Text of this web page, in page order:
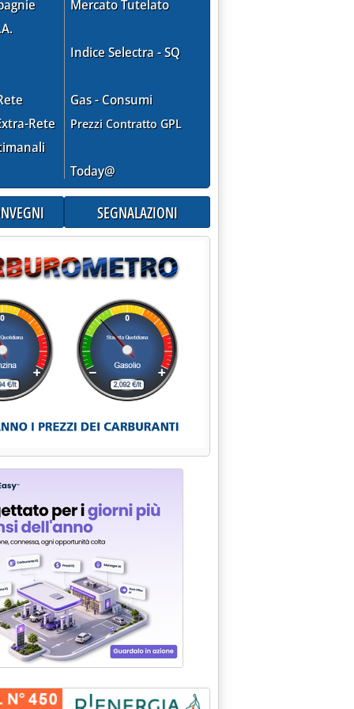
Rete
Mercato Tutelato
Indice Selectra - SQ
Gas - Consumi
Prezzi Contratto GPL
Today@
SEGNALAZIONI